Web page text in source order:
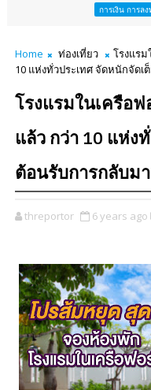
การเงิน การลงทุน
Home ท่องเที่ยว
โรงแร
10 แห่งทั่วประเทศ จัดหนักจัดเต็
โรงแรมในเครือ
แล้ว กว่า 10 แห่ง
ต้อนรับการกลับมา
threportor 6 years ago